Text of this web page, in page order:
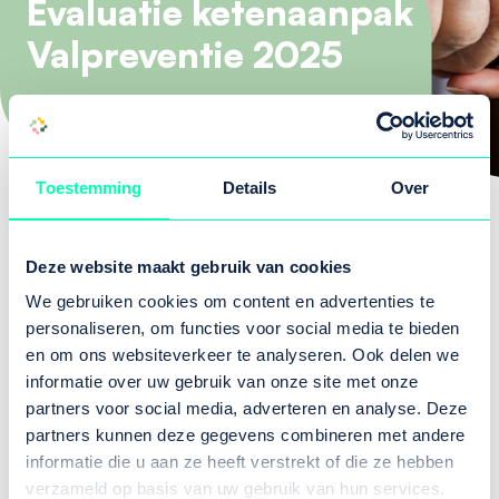
Toestemming Details Over
Deze website maakt gebruik van cookies
We gebruiken cookies om content en advertenties te
personaliseren, om functies voor social media te bieden
en om ons websiteverkeer te analyseren. Ook delen we
informatie over uw gebruik van onze site met onze
partners voor social media, adverteren en analyse. Deze
partners kunnen deze gegevens combineren met andere
informatie die u aan ze heeft verstrekt of die ze hebben
verzameld op basis van uw gebruik van hun services.
Evaluatie ketenaanpak
Valpreventie 2025
basis van de gegevens van het afgelopen jaar.
Uit deze data blijkt dat het aantal
valrisicotesten en het aantal 65-plussers dat
deelneemt aan een valpreventieve
beweeginterventie nog achterblijft bij de
landelijke doelstellingen. Groningen wijkt daarin
niet af van het landelijke beeld.